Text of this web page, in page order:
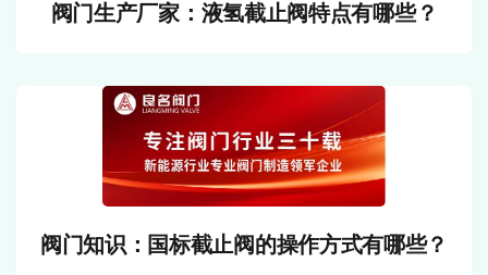
阀门生产厂家：液氢截止阀特点有哪些？
阀门知识：国标截止阀的操作方式有哪些？